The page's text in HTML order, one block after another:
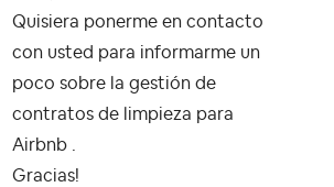
Quisiera ponerme en contacto
con usted para informarme un
poco sobre la gestión de
contratos de limpieza para
Airbnb .
Gracias!